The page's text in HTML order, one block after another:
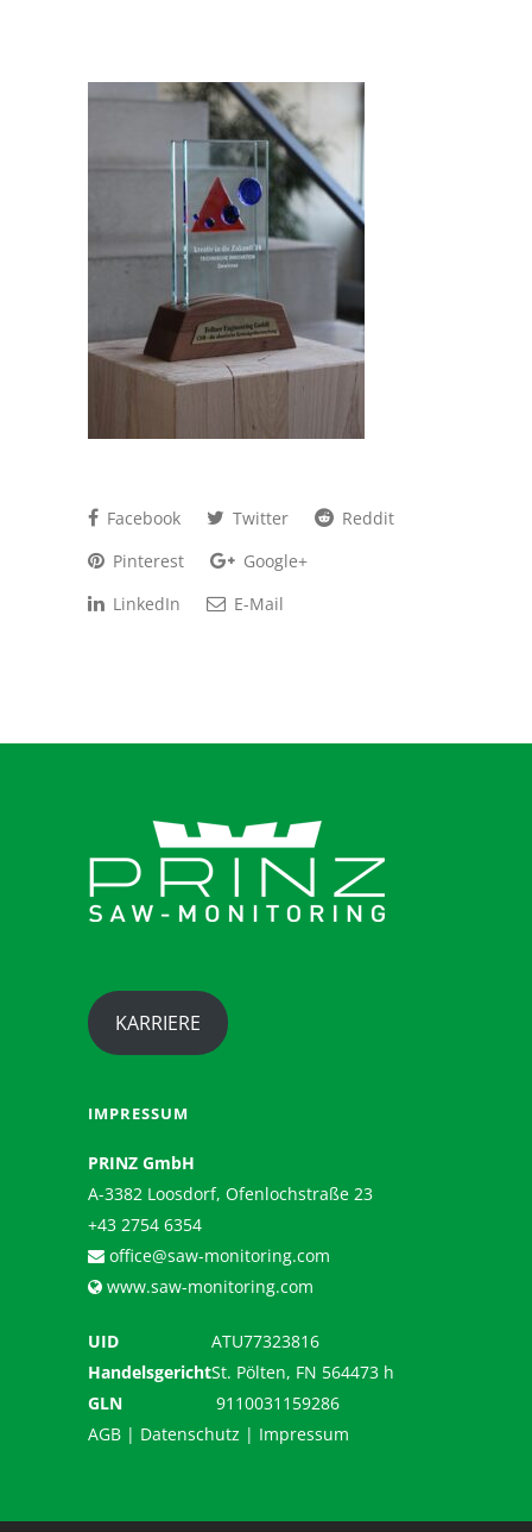
Facebook Twitter
Reddit
Pinterest
Google+
LinkedIn
E-Mail
KARRIERE
IMPRESSUM
PRINZ GmbH
A-3382 Loosdorf, Ofenlochstraße 23
+43 2754 6354
office@saw-monitoring.com
www.saw-monitoring.com
UID
ATU77323816
HandelsgerichtSt. Pölten, FN 564473 h
GLN
9110031159286
AGB | Datenschutz | Impressum